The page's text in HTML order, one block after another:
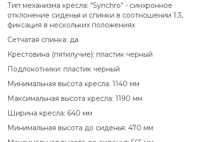
Тип механизма кресла: "Synchro" - синхронное
отклонение сиденья и спинки в соотношении 1:3,
фиксация в нескольких положениях
Сетчатая спинка: да
Крестовина (пятилучие): пластик черный
Подлокотники: пластик черный
Минимальная высота кресла: 1140 мм
Максимальная высота кресла: 1190 мм
Ширина кресла: 640 мм
Минимальная высота до сиденья: 470 мм